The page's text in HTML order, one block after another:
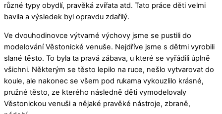
různé typy obydlí, pravěká zvířata atd. Tato práce děti velmi
bavila a výsledek byl opravdu zdařilý.
Ve dvouhodinovce výtvarné výchovy jsme se pustili do
modelování Věstonické venuše. Nejdříve jsme s dětmi vyrobili
slané těsto. To byla ta pravá zábava, u které se vyřádili úplně
všichni. Některým se těsto lepilo na ruce, nešlo vytvarovat do
koule, ale nakonec se všem pod rukama vykouzlilo krásné,
pružné těsto, ze kterého následně děti vymodelovaly
Věstonickou venuši a nějaké pravěké nástroje, zbraně,